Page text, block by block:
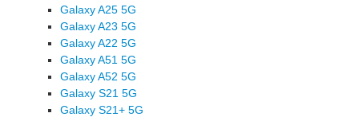
Galaxy A25 5G
Galaxy A23 5G
Galaxy A22 5G
Galaxy A51 5G
Galaxy A52 5G
Galaxy S21 5G
Galaxy S21+ 5G